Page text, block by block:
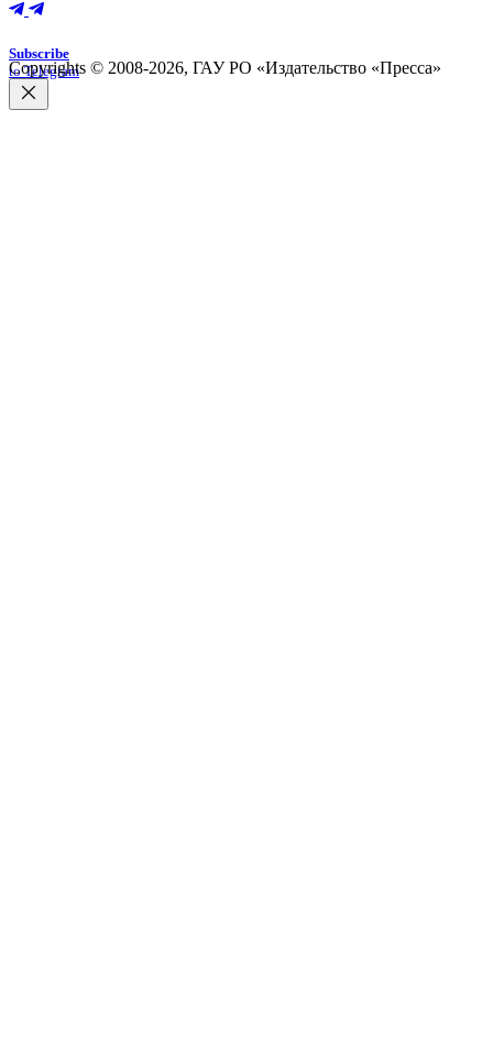
Subscribe
to Telegram
Copyrights © 2008-2026, ГАУ РО «Издательство «Пресса»